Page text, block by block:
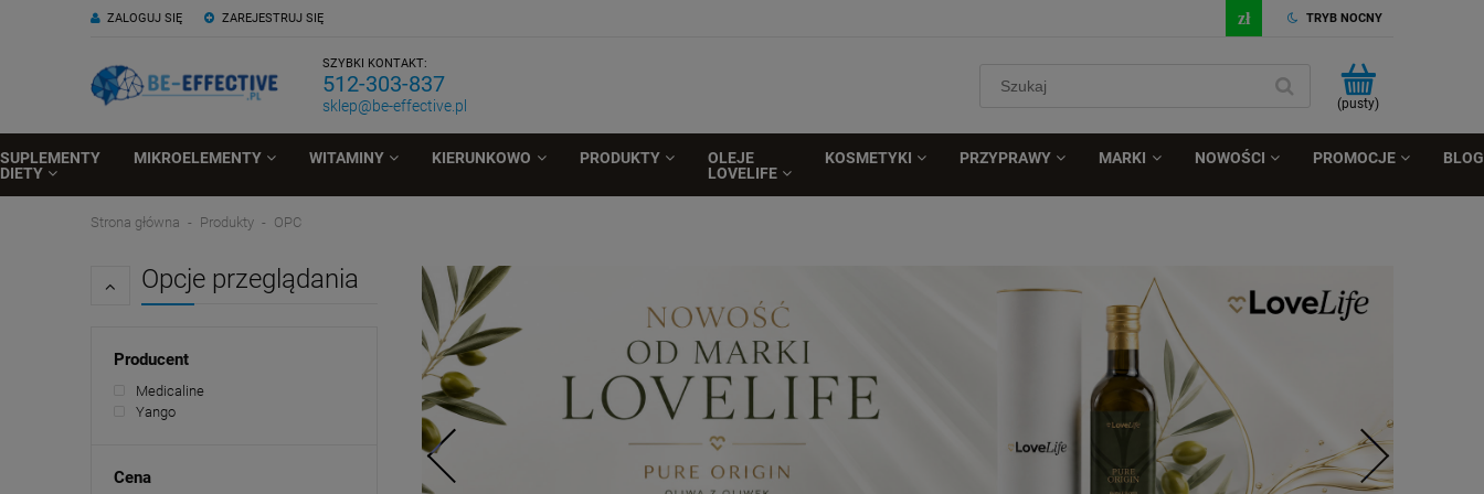
ZAREJESTRUJ SIĘ
ZALOGUJ SIĘ TRYB NOCNY
SZYBKI KONTAKT:
512-303-837
sklep@be-effective.pl (pusty)
SUPLEMENTY
DIETY
MIKROELEMENTY WITAMINY KIERUNKOWO PRODUKTY
OLEJE
LOVELIFE
KOSMETYKI PRZYPRAWY MARKI NOWOŚCI PROMOCJE BLOG
Strona główna Produkty OPC
Opcje przeglądania
Producent
Medicaline
Yango
Cena